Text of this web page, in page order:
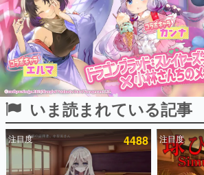
ピックアップ
電ファミのいま読まれている記事ランキング
いま読まれている記事
注目度 4488 注目度